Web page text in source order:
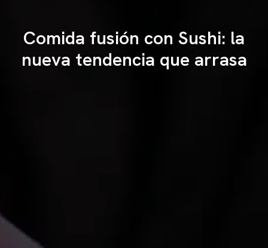
Comida fusión con Sushi: la
nueva tendencia que arrasa